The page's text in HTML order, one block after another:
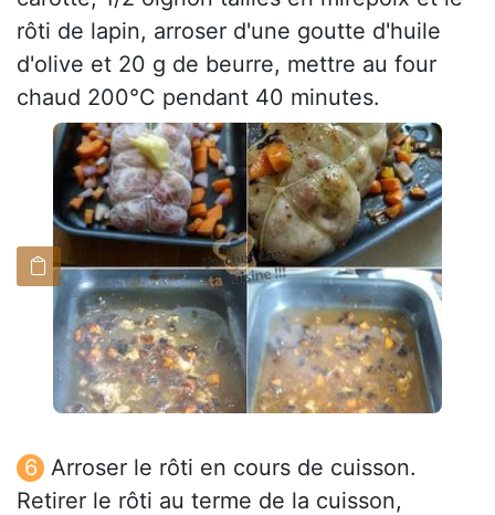
rôti de lapin, arroser d'une goutte d'huile
d'olive et 20 g de beurre, mettre au four
chaud 200°C pendant 40 minutes.
Arroser le rôti en cours de cuisson.
Retirer le rôti au terme de la cuisson,